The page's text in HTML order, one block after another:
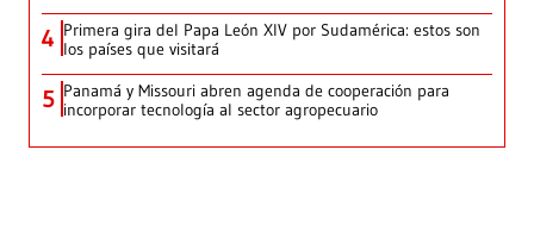
4 Primera gira del Papa León XIV por Sudamérica: estos son
los países que visitará
5 Panamá y Missouri abren agenda de cooperación para
incorporar tecnología al sector agropecuario